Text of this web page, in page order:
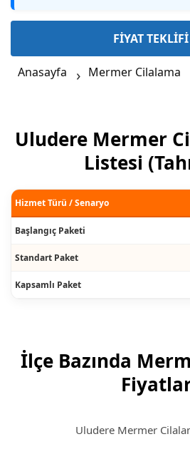
FİYAT
Anasayfa Mermer Cilalama
Uludere Mermer
Listesi
Hizmet Türü / Senaryo
Başlangıç Paketi
Standart Paket
Kapsamlı Paket
İlçe Bazında
Uludere Mermer